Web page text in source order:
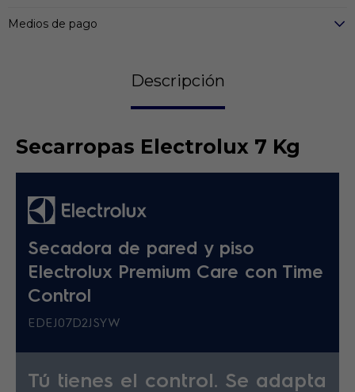
Medios de pago
Descripción
Secarropas Electrolux 7 Kg